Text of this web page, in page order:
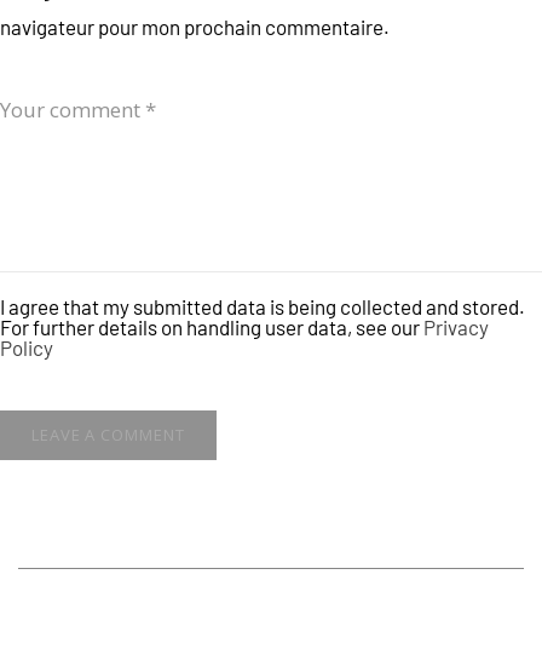
navigateur pour mon prochain commentaire.
I agree that my submitted data is being collected and stored.
For further details on handling user data, see our Privacy
Policy